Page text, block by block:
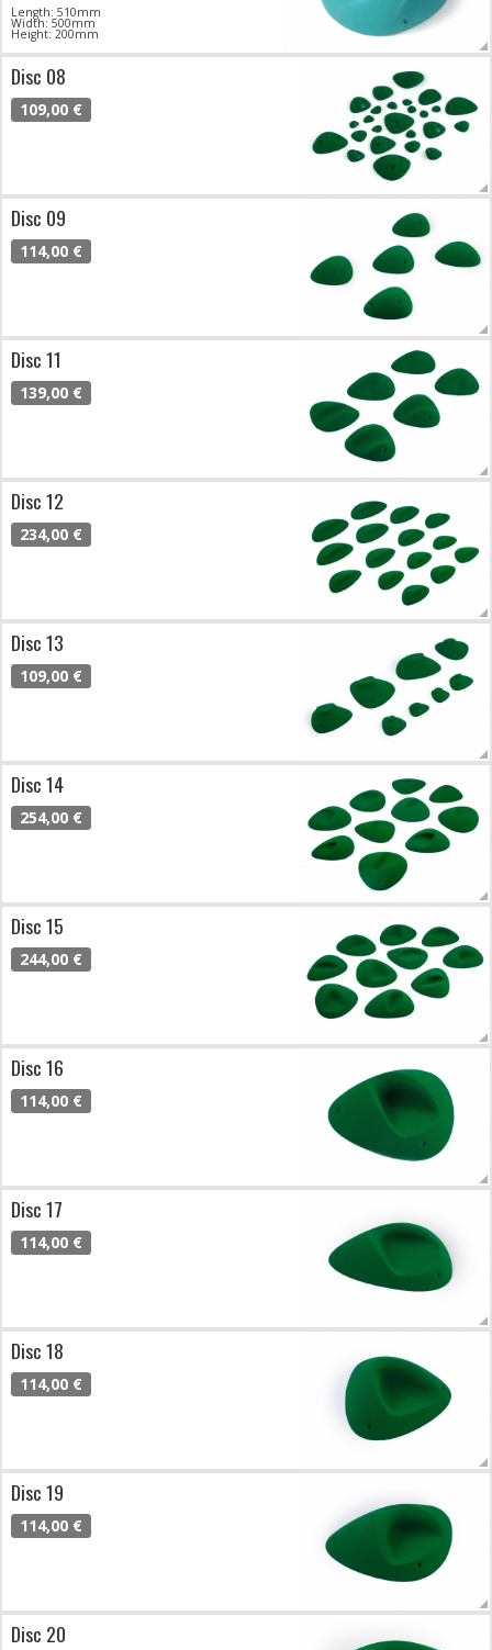
Length: 510mm
Width: 500mm
Height: 200mm
Disc 08
109,00 €
Disc 09
114,00 €
Disc 11
139,00 €
Disc 12
234,00 €
Disc 13
109,00 €
Disc 14
254,00 €
Disc 15
244,00 €
Disc 16
114,00 €
Disc 17
114,00 €
Disc 18
114,00 €
Disc 19
114,00 €
Disc 20